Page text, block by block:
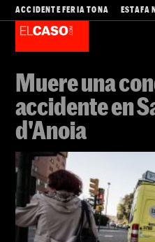
ACCIDENTE FERIA TONA ESTAFA
Muere una
accidente en
d'Anoia